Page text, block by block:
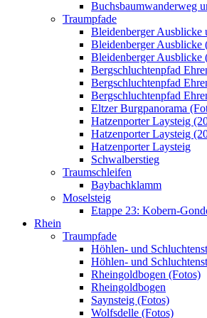
Buchsbaumwanderweg
Traumpfade
Bleidenberger Ausblicke
Bleidenberger Ausblicke
Bleidenberger Ausblicke
Bergschluchtenpfad
Bergschluchtenpfad
Bergschluchtenpfad
Eltzer Burgpanorama
Hatzenporter Laysteig
Hatzenporter Laysteig
Hatzenporter Laysteig
Schwalberstieg
Traumschleifen
Baybachklamm
Moselsteig
Etappe 23: Kobern-
Rhein
Traumpfade
Höhlen- und
Höhlen- und
Rheingoldbogen (Fotos)
Rheingoldbogen
Saynsteig (Fotos)
Wolfsdelle (Fotos)